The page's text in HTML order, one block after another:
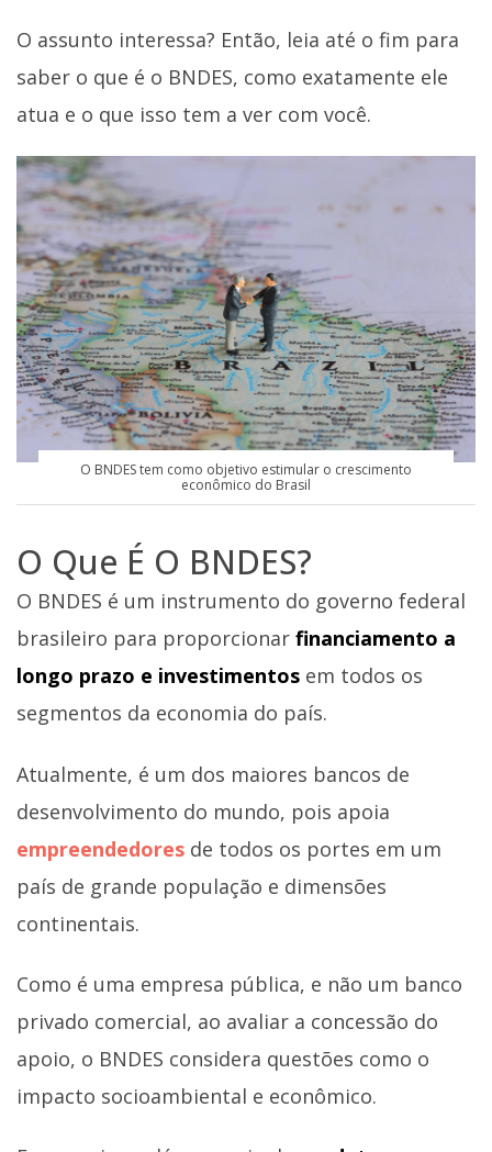
O assunto interessa? Então, leia até o fim para
saber o que é o BNDES, como exatamente ele
atua e o que isso tem a ver com você.
O BNDES tem como objetivo estimular o crescimento
econômico do Brasil
O Que É O BNDES?
O BNDES é um instrumento do governo federal
brasileiro para proporcionar financiamento a
longo prazo e investimentos em todos os
segmentos da economia do país.
Atualmente, é um dos maiores bancos de
desenvolvimento do mundo, pois apoia
empreendedores de todos os portes em um
país de grande população e dimensões
continentais.
Como é uma empresa pública, e não um banco
privado comercial, ao avaliar a concessão do
apoio, o BNDES considera questões como o
impacto socioambiental e econômico.